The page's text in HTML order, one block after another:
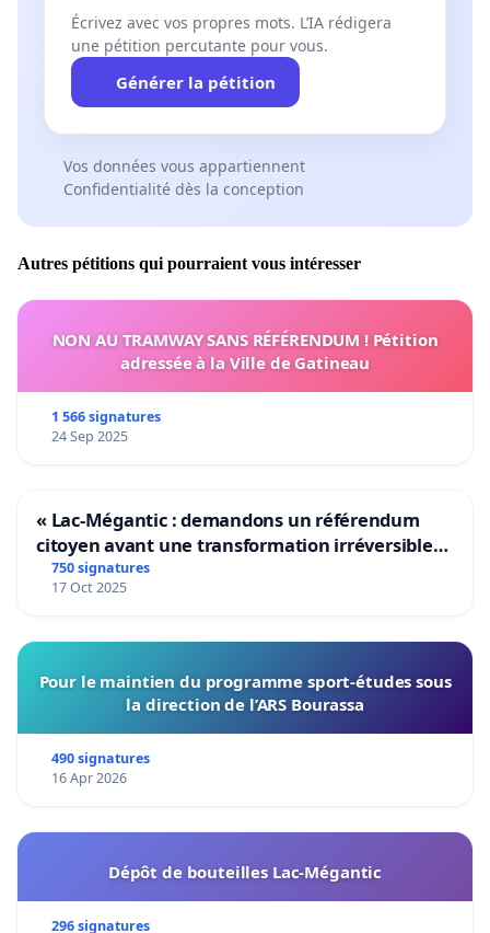
Écrivez avec vos propres mots. L’IA rédigera
une pétition percutante pour vous.
Générer la pétition
Vos données vous appartiennent
Confidentialité dès la conception
Autres pétitions qui pourraient vous intéresser
NON AU TRAMWAY SANS RÉFÉRENDUM ! Pétition
adressée à la Ville de Gatineau
1 566 signatures
24 Sep 2025
« Lac-Mégantic : demandons un référendum
citoyen avant une transformation irréversible
de notre territoire »
750 signatures
17 Oct 2025
Pour le maintien du programme sport-études sous
la direction de l’ARS Bourassa
490 signatures
16 Apr 2026
Dépôt de bouteilles Lac-Mégantic
296 signatures